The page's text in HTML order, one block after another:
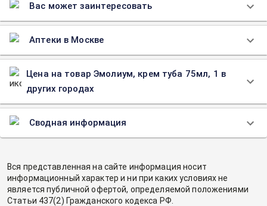
Вас может заинтересовать
Аптеки в Москве
Цена на товар Эмолиум, крем туба 75мл, 1 в
других городах
Сводная информация
Вся представленная на сайте информация носит
информационный характер и ни при каких условиях не
является публичной офертой, определяемой положениями
Статьи 437(2) Гражданского кодекса РФ.